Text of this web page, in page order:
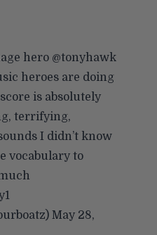
hero @tonyhawk
heroes are doing
is absolutely
terrifying,
I didn’t know
vocabulary to
May 28,